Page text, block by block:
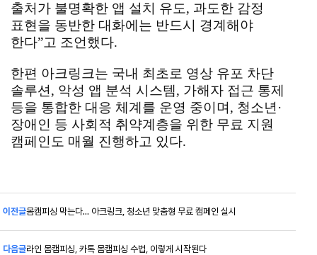
출처가 불명확한 앱 설치 유도, 과도한 감정
표현을 동반한 대화에는 반드시 경계해야
한다”고 조언했다.
한편 아크링크는 국내 최초로 영상 유포 차단
솔루션, 악성 앱 분석 시스템, 가해자 접근 통제
등을 통합한 대응 체계를 운영 중이며, 청소년·
장애인 등 사회적 취약계층을 위한 무료 지원
캠페인도 매월 진행하고 있다.
이전글몸캠피싱 막는다… 아크링크, 청소년 맞춤형 무료 캠페인 실시
다음글라인 몸캠피싱, 카톡 몸캠피싱 수법, 이렇게 시작된다